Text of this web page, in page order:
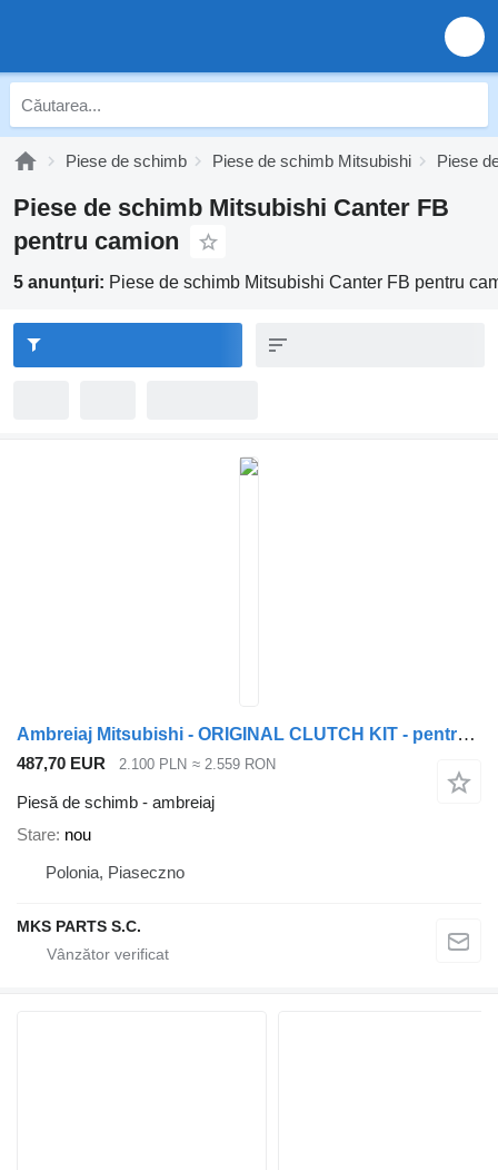
Piese de schimb Piese de schimb Mitsubishi Piese
Piese de schimb Mitsubishi Canter FB
pentru camion
5 anunțuri: Piese de schimb Mitsubishi Canter FB pentru
Ambreiaj Mitsubishi - ORIGINAL CLUTCH KIT - pentru camion Mitsubishi FUSO CANTER FB83B - SPRZĘGŁO ORYGINAŁ
487,70 EUR 2.100 PLN ≈ 2.559 RON
Piesă de schimb - ambreiaj
Stare nou
Polonia, Piaseczno
MKS PARTS S.C.